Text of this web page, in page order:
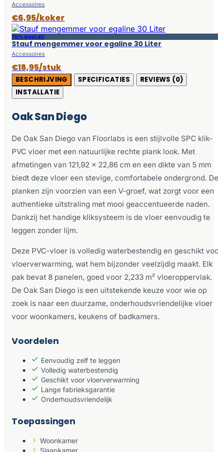
Accessoires
€6,95/koker
76% kiest dit
Stauf mengemmer voor egaline 30 Liter
Accessoires
€18,95/stuk
BESCHRIJVING SPECIFICATIES
REVIEWS (0)
INSTALLATIE
Oak San Diego
De Oak San Diego van Floorlabs is een stijlvolle SPC klik-
PVC vloer met een natuurlijke rechte plank look. Met
afmetingen van 121,92 x 22,86 cm en een dikte van 5 mm
biedt deze vloer een stevige, comfortabele ondergrond. De
planken zijn voorzien van een V-groef, wat zorgt voor een
authentieke uitstraling met mooi geaccentueerde naden.
Dankzij het handige kliksysteem is de vloer eenvoudig te
leggen zonder lijm.
Deze PVC-vloer is volledig waterbestendig en geschikt
vloerverwarming, wat hem bijzonder veelzijdig maakt. Elk
pak bevat 8 panelen, goed voor 2,233 m² vloeroppervlak.
De Oak San Diego is een uitstekende keuze voor wie op
zoek is naar een duurzame, onderhoudsvriendelijke vloer
voor woonkamers, keukens of badkamers.
Voordelen
Eenvoudig zelf te leggen
Volledig waterbestendig
Geschikt voor vloerverwarming
Lange fabrieksgarantie
Onderhoudsvriendelijk
Toepassingen
Woonkamer